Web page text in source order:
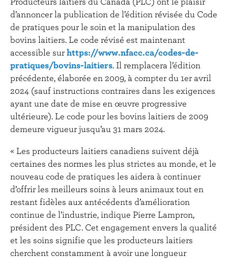
d’annoncer la publication de l’édition révisée du Code
de pratiques pour le soin et la manipulation des
bovins laitiers. Le code révisé est maintenant
accessible surhttps://www.nfacc.ca/codes-de-
pratiques/bovins-laitiers. Il remplacera l’édition
précédente, élaborée en 2009, à compter du 1er avril
2024 (sauf instructions contraires dans les exigences
ayant une date de mise en œuvre progressive
ultérieure). Le code pour les bovins laitiers de 2009
demeure vigueur jusqu’au 31 mars 2024.
« Les producteurs laitiers canadiens suivent déjà
certaines des normes les plus strictes au monde, et le
nouveau code de pratiques les aidera à continuer
d’offrir les meilleurs soins à leurs animaux tout en
restant fidèles aux antécédents d’amélioration
continue de l’industrie, indique Pierre Lampron,
président des PLC. Cet engagement envers la qualité
et les soins signifie que les producteurs laitiers
cherchent constamment à avoir une longueur